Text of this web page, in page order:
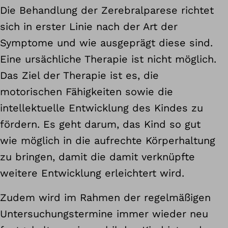
Die Behandlung der Zerebralparese richtet
sich in erster Linie nach der Art der
Symptome und wie ausgeprägt diese sind.
Eine ursächliche Therapie ist nicht möglich.
Das Ziel der Therapie ist es, die
motorischen Fähigkeiten sowie die
intellektuelle Entwicklung des Kindes zu
fördern. Es geht darum, das Kind so gut
wie möglich in die aufrechte Körperhaltung
zu bringen, damit die damit verknüpfte
weitere Entwicklung erleichtert wird.
Zudem wird im Rahmen der regelmäßigen
Untersuchungstermine immer wieder neu